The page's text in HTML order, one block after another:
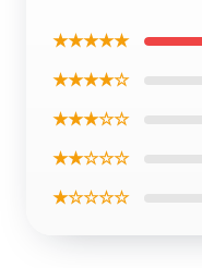
★★★★★
★★★★☆
★★★☆☆
★★☆☆☆
★☆☆☆☆